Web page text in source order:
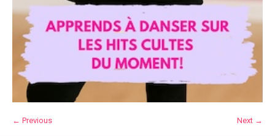
← Previous Next →